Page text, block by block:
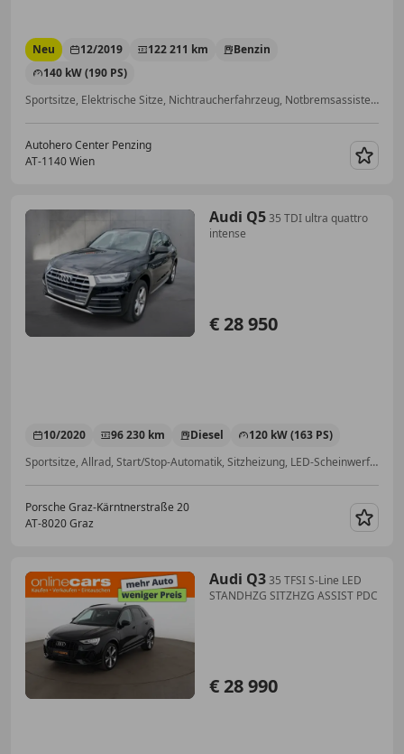
Neu 12/2019 122 211 km
Benzin
140 kW (190 PS)
Sportsitze, Elektrische Sitze, Nichtraucherfahrzeug, Notbremsassistent, Volldigitales Kombiinstrument, LED-Scheinwerfer, Einparkhilfe Rückfahrkamera, Abstandstempomat
Autohero Center Penzing
AT-1140 Wien
Audi Q535 TDI ultra quattro
intense
€ 28 950
10/2020 96 230 km Diesel
120 kW (163 PS)
Sportsitze, Allrad, Start/Stop-Automatik, Sitzheizung, LED-Scheinwerfer, Spoiler, Elektrische Heckklappe, Fahrerairbag
Porsche Graz-Kärntnerstraße 20
AT-8020 Graz
Audi Q335 TFSI S-Line LED
STANDHZG SITZHZG ASSIST PDC
€ 28 990